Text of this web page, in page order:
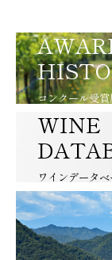
コンクール受
WINE
ワインデータベ